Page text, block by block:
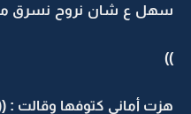
سهل ع شان نروح نسرق منه
))
هزت أماني كتوفها وقالت :